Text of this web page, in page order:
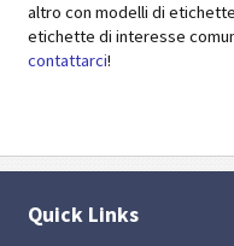
altro con modelli di
etichette di interesse
contattarci!
Quick Links